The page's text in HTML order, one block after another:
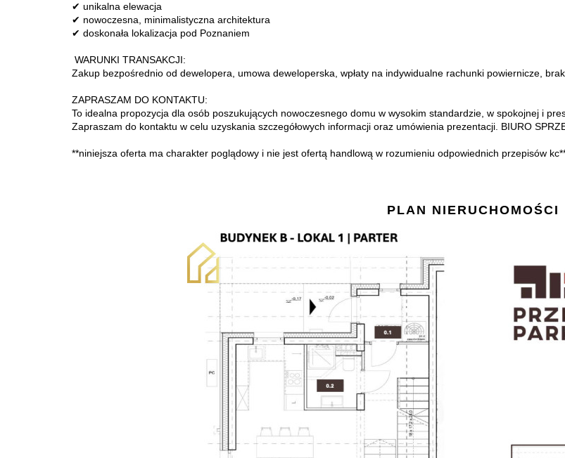
✔ unikalna elewacja
✔ nowoczesna, minimalistyczna architektura
✔ doskonała lokalizacja pod Poznaniem
WARUNKI TRANSAKCJI:
Zakup bezpośrednio od dewelopera, umowa deweloperska, wpłaty na indywidualne rachunki powiernicze,
ZAPRASZAM DO KONTAKTU:
To idealna propozycja dla osób poszukujących nowoczesnego domu w wysokim standardzie, w spokojnej i
Zapraszam do kontaktu w celu uzyskania szczegółowych informacji oraz umówienia prezentacji. BIURO
**niniejsza oferta ma charakter poglądowy i nie jest ofertą handlową w rozumieniu odpowiednich przepisów
PLAN NIERUCHOMOŚCI